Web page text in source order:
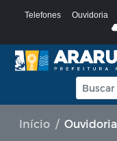
Telefones Ouvidoria
Início Ouvidoria